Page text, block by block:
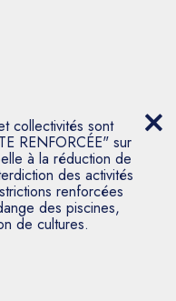
collectivités sont
RENFORCÉE" sur
à la réduction de
des activités
renforcées
des piscines,
de cultures.